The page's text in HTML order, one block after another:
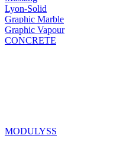
Lyon-Solid
Graphic Marble
Graphic Vapour
CONCRETE
MODULYSS